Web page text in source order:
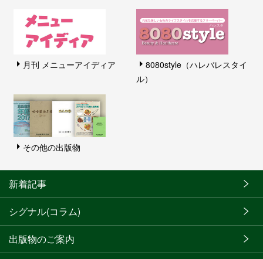
月刊 メニューアイディア
8080style（ハレバレスタイ
ル）
その他の出版物
新着記事
シグナル(コラム)
出版物のご案内